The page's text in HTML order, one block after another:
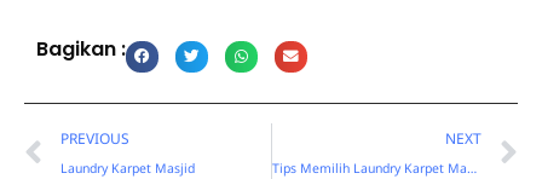
Bagikan :
Prev
PREVIOUS
Laundry Karpet Masjid
NEXT
Tips Memilih Laundry Karpet Masjid